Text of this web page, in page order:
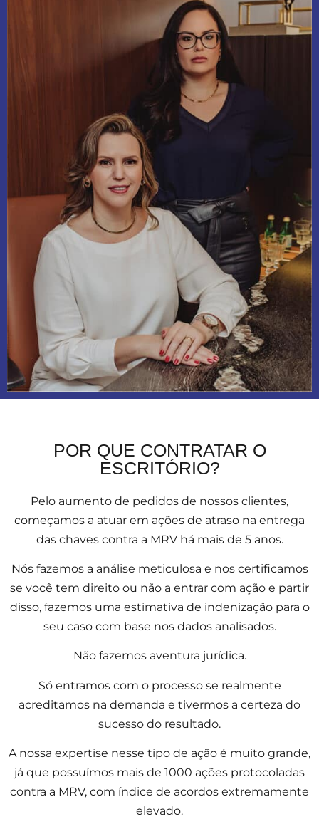
POR QUE CONTRATAR O
ESCRITÓRIO?
Pelo aumento de pedidos de nossos clientes,
começamos a atuar em ações de atraso na entrega
das chaves contra a MRV há mais de 5 anos.
Nós fazemos a análise meticulosa e nos certificamos
se você tem direito ou não a entrar com ação e partir
disso, fazemos uma estimativa de indenização para o
seu caso com base nos dados analisados.
Não fazemos aventura jurídica.
Só entramos com o processo se realmente
acreditamos na demanda e tivermos a certeza do
sucesso do resultado.
A nossa expertise nesse tipo de ação é muito grande,
já que possuímos mais de 1000 ações protocoladas
contra a MRV, com índice de acordos extremamente
elevado.